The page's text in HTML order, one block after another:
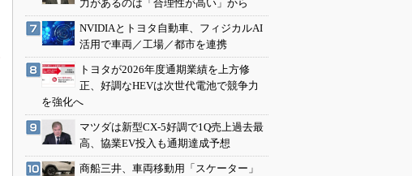
力があるのは「合理性が高い」から
NVIDIAとトヨタ自動車、フィジカルAI
活用で車両／工場／都市を連携
トヨタが2026年度通期業績を上方修
正、好調なHEVは次世代電池で競争力
を強化へ
マツダは新型CX-5好調で1Q売上過去最
高、協業EV投入も通期達成予想
商船三井、車両移動用「スケーター」